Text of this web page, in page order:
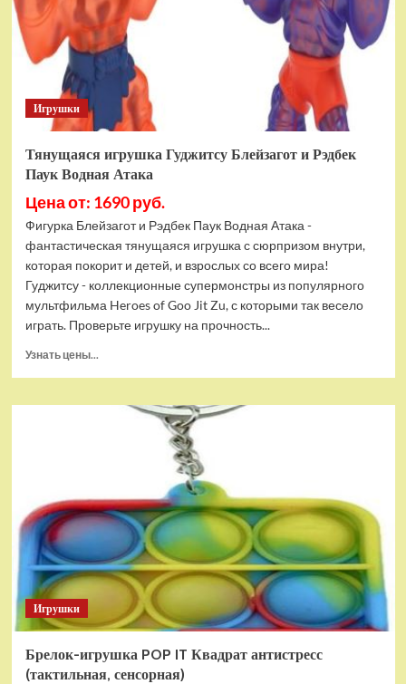
Вайпер
Игрушки
Тянущаяся игрушка Гуджитсу Блейзагот и Рэдбек
Паук Водная Атака
Цена от: 1690 руб.
Фигурка Блейзагот и Рэдбек Паук Водная Атака -
фантастическая тянущаяся игрушка с сюрпризом внутри,
которая покорит и детей, и взрослых со всего мира!
Гуджитсу - коллекционные супермонстры из популярного
мультфильма Heroes of Goo Jit Zu, с которыми так весело
играть. Проверьте игрушку на прочность...
Узнать цены...
Тянущаяся
Паук
Водная
Игрушки
Брелок-игрушка POP IT Квадрат антистресс
(тактильная, сенсорная)